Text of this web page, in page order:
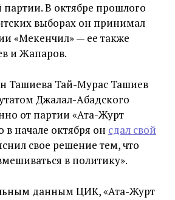
В октябре прошлого
выборах он принимал
«Мекенчил» — ее также
и Жапаров.
Ташиева Тай-Мурас Ташиев
Джалал-Абадского
от партии «Ата-Журт
в начале октября он сдал свой
свое решение тем, что
в политику».
данным ЦИК, «Ата-Журт